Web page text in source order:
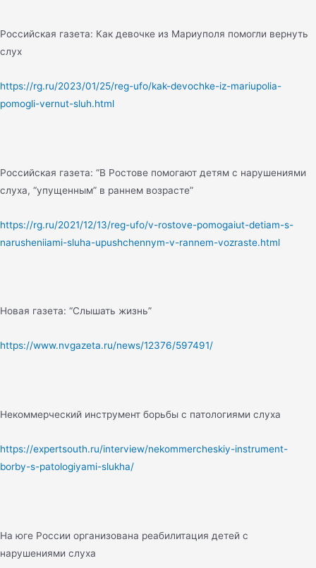
Российская газета: Как девочке из Мариуполя помогли вернуть
слух
https://rg.ru/2023/01/25/reg-ufo/kak-devochke-iz-mariupolia-
pomogli-vernut-sluh.html
Российская газета: “В Ростове помогают детям с нарушениями
слуха, “упущенным” в раннем возрасте”
https://rg.ru/2021/12/13/reg-ufo/v-rostove-pomogaiut-detiam-s-
narusheniiami-sluha-upushchennym-v-rannem-vozraste.html
Новая газета: “Слышать жизнь”
https://www.nvgazeta.ru/news/12376/597491/
Некоммерческий инструмент борьбы с патологиями слуха
https://expertsouth.ru/interview/nekommercheskiy-instrument-
borby-s-patologiyami-slukha/
На юге России организована реабилитация детей с
нарушениями слуха